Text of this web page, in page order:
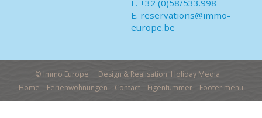
F. +32 (0)58/533.998
E. reservations@immo-
europe.be
© Immo Europe
Design & Realisation: Holiday Media
Home
Ferienwohnungen Contact Eigentummer Footer menu